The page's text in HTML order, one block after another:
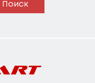
Поиск